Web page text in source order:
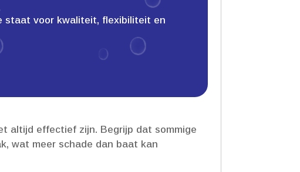
staat voor kwaliteit, flexibiliteit en
altijd effectief zijn.​ Begrijp dat sommige
wat meer schade dan baat kan